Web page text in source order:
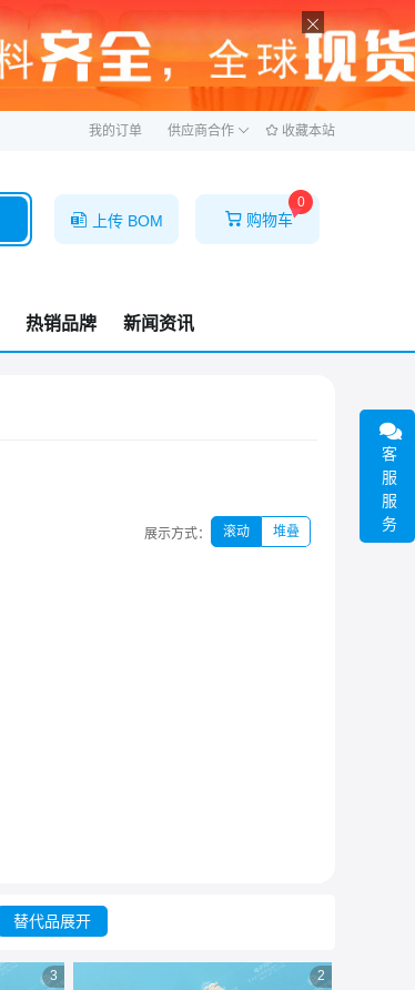
ဆ
我的订单 供应商合作 收藏本站
上传 BOM
0
购物车
热销品牌 新闻资讯
展示方式： 滚动 堆叠
替代品展开
条 列表
3 2
客
服
服
务